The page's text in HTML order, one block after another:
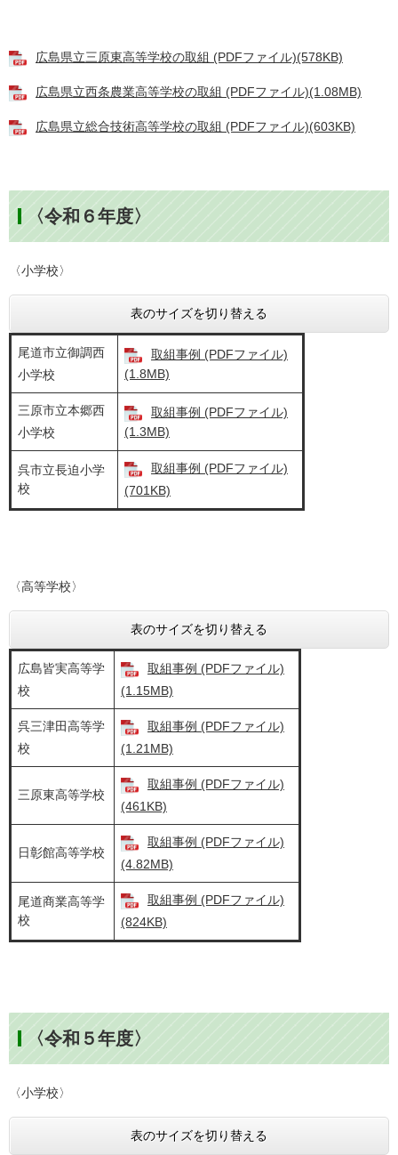
広島県立三原東高等学校の取組 (PDFファイル)(578KB)
広島県立西条農業高等学校の取組 (PDFファイル)(1.08MB)
広島県立総合技術高等学校の取組 (PDFファイル)(603KB)
〈令和６年度〉
〈小学校〉
表のサイズを切り替える
尾道市立御調西
小学校
取組事例 (PDFファイル)
(1.8MB)
三原市立本郷西
小学校
取組事例 (PDFファイル)
(1.3MB)
呉市立長迫小学
校
取組事例 (PDFファイル)
(701KB)
〈高等学校〉
表のサイズを切り替える
広島皆実高等学
校
取組事例 (PDFファイル)
(1.15MB)
呉三津田高等学
校
取組事例 (PDFファイル)
(1.21MB)
三原東高等学校
取組事例 (PDFファイル)
(461KB)
日彰館高等学校
取組事例 (PDFファイル)
(4.82MB)
尾道商業高等学
校
取組事例 (PDFファイル)
(824KB)
〈令和５年度〉
〈小学校〉
表のサイズを切り替える